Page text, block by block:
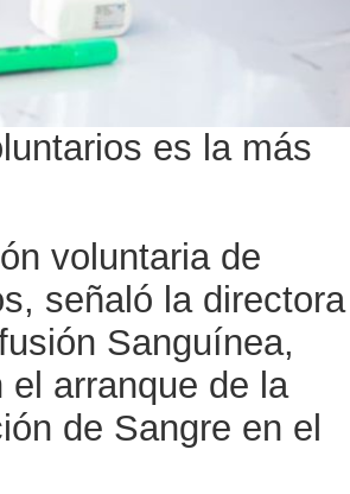
es la más
voluntaria de
señaló la directora
Sanguínea,
arranque de la
de Sangre en el